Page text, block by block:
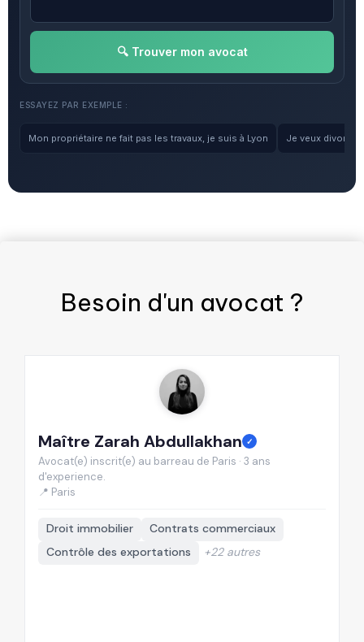
🔍 Trouver mon avocat
ESSAYEZ PAR EXEMPLE :
Mon propriétaire ne fait pas les travaux, je suis à Lyon Je veux
Besoin d'un avocat ?
Maître Zarah Abdullakhan ✓
Avocat(e) inscrit(e) au barreau de Paris · 3 ans
d'experience.
📍 Paris
Droit immobilier
Contrats commerciaux
Contrôle des exportations
+22 autres